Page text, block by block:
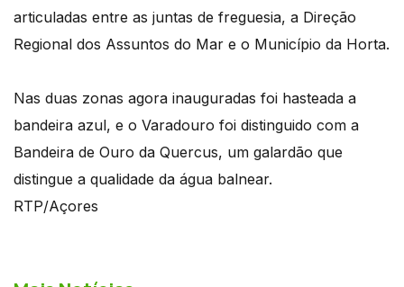
articuladas entre as juntas de freguesia, a Direção
Regional dos Assuntos do Mar e o Município da Horta.
Nas duas zonas agora inauguradas foi hasteada a
bandeira azul, e o Varadouro foi distinguido com a
Bandeira de Ouro da Quercus, um galardão que
distingue a qualidade da água balnear.
RTP/Açores